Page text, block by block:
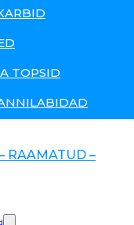
TOPSID
RAAMATUD –